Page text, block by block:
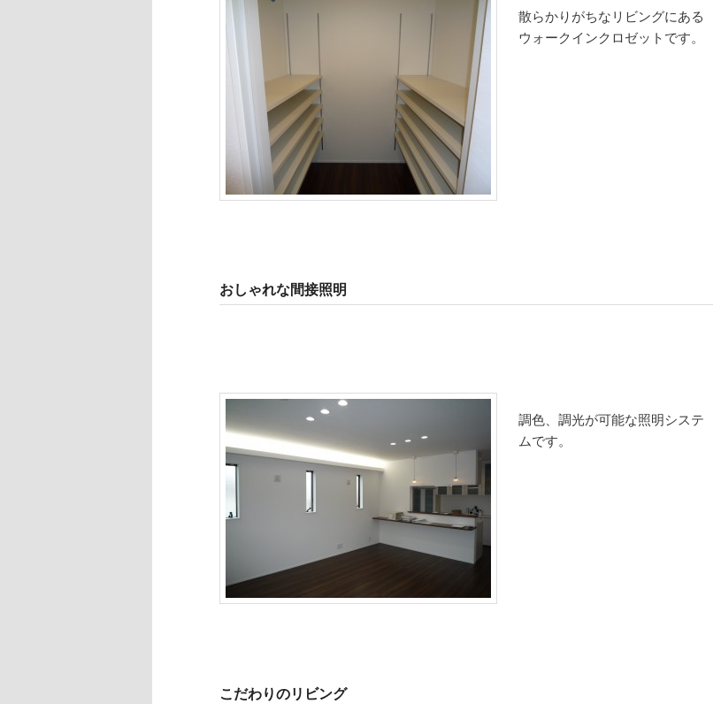
散らかりがちなリビングにある
ウォークインクロゼットです。
おしゃれな間接照明
調色、調光が可能な照明システ
ムです。
こだわりのリビング